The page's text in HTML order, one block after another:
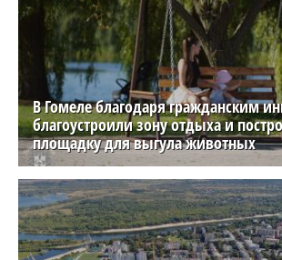
В Гомеле благодаря гражданским
благоустроили зону отдыха и
площадку для выгула животных